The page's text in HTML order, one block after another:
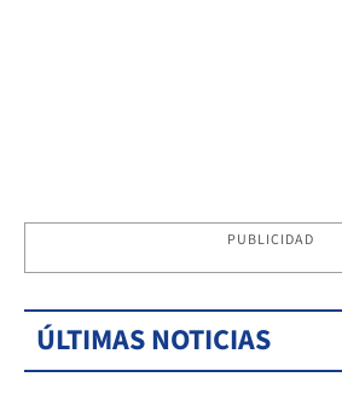
PUBLICIDAD
ÚLTIMAS NOTICIAS